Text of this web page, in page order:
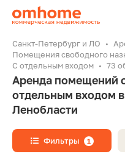
Санкт-Петербург и ЛО
Помещения свободного
С отдельным входом
73
Аренда помещений
отдельным входом
Ленобласти
Фильтры 1